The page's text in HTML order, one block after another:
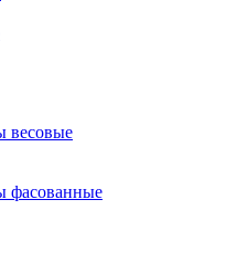
весовые
фасованные